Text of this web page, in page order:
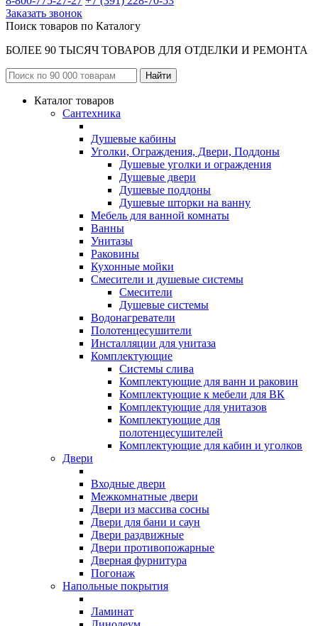
Заказать звонок
Поиск товаров по Каталогу
БОЛЕЕ 90 ТЫСЯЧ ТОВАРОВ ДЛЯ ОТДЕЛКИ И РЕМОНТА
Каталог товаров
Сантехника
Душевые кабины
Уголки, Ограждения, Двери, Поддоны
Душевые уголки и ограждения
Душевые двери
Душевые поддоны
Душевые шторки на ванну
Мебель для ванной комнаты
Ванны
Унитазы
Раковины
Кухонные мойки
Смесители и душевые системы
Смесители
Душевые системы
Водонагреватели
Полотенцесушители
Инсталляции для унитаза
Комплектующие
Системы слива
Комплектующие для ванн и раковин
Комплектующие к мебели для ВК
Комплектующие для унитазов
Комплектующие для
полотенцесушителей
Комплектующие для кабин и уголков
Двери
Входные двери
Межкомнатные двери
Двери из массива сосны
Двери для бани и саун
Двери раздвижные
Двери противопожарные
Дверная фурнитура
Погонаж
Напольные покрытия
Ламинат